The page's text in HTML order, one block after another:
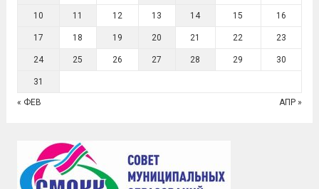
10 11 12 13 14 15 16
17 18 19 20 21 22 23
24 25 26 27 28 29 30
31
« ФЕВ АПР »